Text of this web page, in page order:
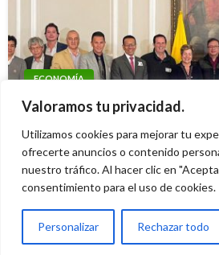
Valoramos tu privacidad.
Utilizamos cookies para mejorar tu
ofrecerte anuncios o contenido
nuestro tráfico. Al hacer clic en
consentimiento para el uso de cookies.
Personalizar Rechazar todo
ECONOMÍA
Gobierno Petro se reunió con
Iván Briceño martes mayo 23, 2023
© Radio Santa Fe